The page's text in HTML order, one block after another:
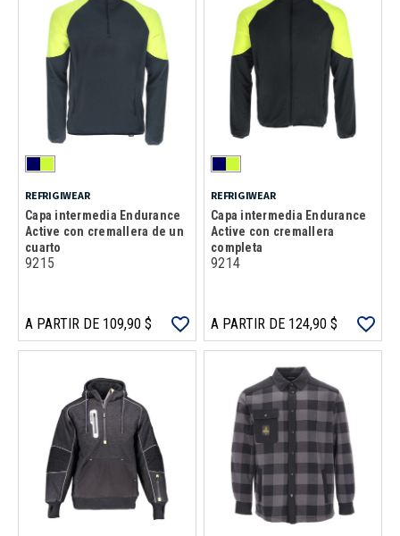
REFRIGIWEAR
Capa intermedia Endurance
Active con cremallera de un
cuarto
9215
A PARTIR DE 109,90 $
REFRIGIWEAR
Capa intermedia Endurance
Active con cremallera
completa
9214
A PARTIR DE 124,90 $